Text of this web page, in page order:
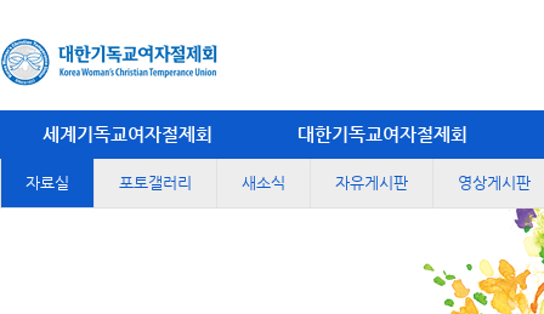
세계기독교여자절제회 대한기독교여자절제회
자료실 포토갤러리 새소식 자유게시판 영상게시판